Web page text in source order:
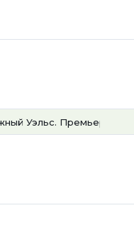
Уэльс. Премьер-лига